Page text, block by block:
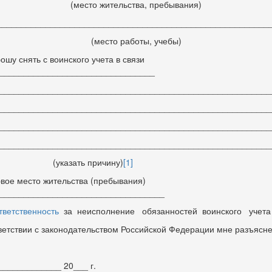
(место жительства, пребывания)
(место работы, учебы)
снять с воинского учета в связи
причину)[1]
место жительства (пребывания)
за неисполнение обязанностей воинского учета
с законодательством Российской Федерации мне
20___ г.